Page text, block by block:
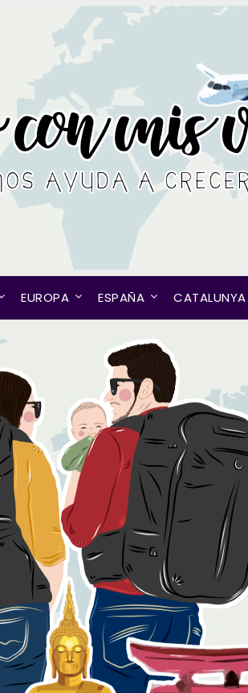
EUROPA ESPAÑA CATALUNYA